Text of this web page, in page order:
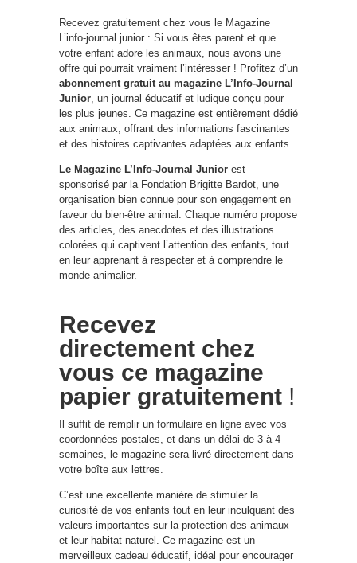
Recevez gratuitement chez vous le Magazine
L’info-journal junior : Si vous êtes parent et que
votre enfant adore les animaux, nous avons une
offre qui pourrait vraiment l’intéresser ! Profitez d’un
abonnement gratuit au magazine L’Info-Journal
Junior , un journal éducatif et ludique conçu pour
les plus jeunes. Ce magazine est entièrement dédié
aux animaux, offrant des informations fascinantes
et des histoires captivantes adaptées aux enfants.
Le Magazine L’Info-Journal Junior est
sponsorisé par la Fondation Brigitte Bardot, une
organisation bien connue pour son engagement en
faveur du bien-être animal. Chaque numéro propose
des articles, des anecdotes et des illustrations
colorées qui captivent l’attention des enfants, tout
en leur apprenant à respecter et à comprendre le
monde animalier.
Recevez
directement chez
vous ce magazine
papier gratuitement !
Il suffit de remplir un formulaire en ligne avec vos
coordonnées postales, et dans un délai de 3 à 4
semaines, le magazine sera livré directement dans
votre boîte aux lettres.
C’est une excellente manière de stimuler la
curiosité de vos enfants tout en leur inculquant des
valeurs importantes sur la protection des animaux
et leur habitat naturel. Ce magazine est un
merveilleux cadeau éducatif, idéal pour encourager